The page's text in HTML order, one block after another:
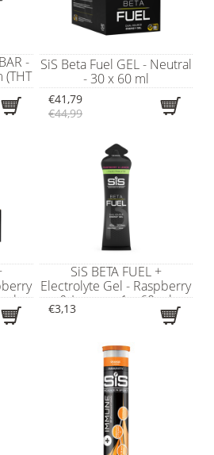
-
(THT
SiS Beta Fuel GEL - Neutral
- 30 x 60 ml
€41,79
€44,99
SiS BETA FUEL +
Electrolyte Gel - Raspberry
& Lemon - 1 x 60 ml
€3,13